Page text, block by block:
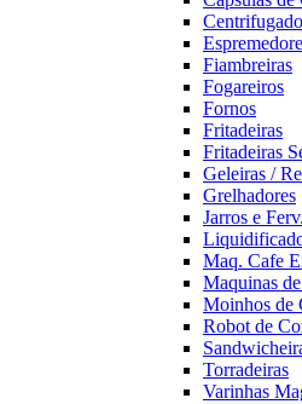
Fiambreiras
Fogareiros
Fornos
Fritadeiras
Fritadeiras
Geleiras /
Grelhadores
Jarros e
Maq. Cafe
Maquinas
Moinhos de
Robot de
Torradeiras
Varinhas